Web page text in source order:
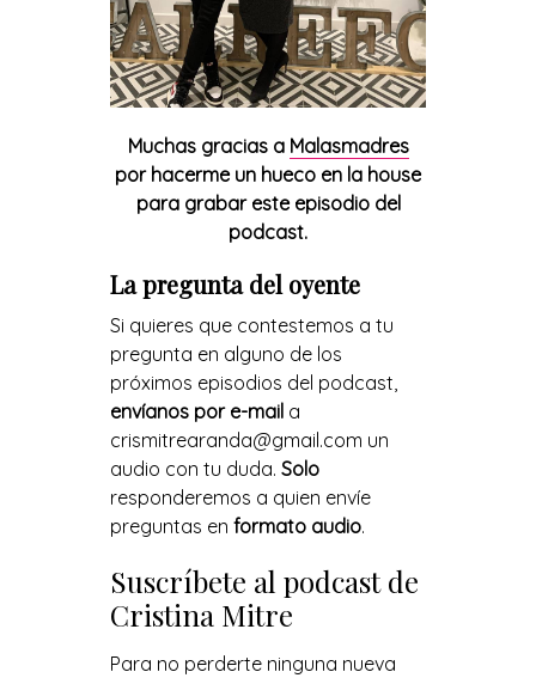
Muchas gracias a Malasmadres
por hacerme un hueco en la house
para grabar este episodio del
podcast.
La pregunta del oyente
Si quieres que contestemos a tu
pregunta en alguno de los
próximos episodios del podcast,
envíanos por e-maila
crismitrearanda@gmail.com un
audio con tu duda. Solo
responderemos a quien envíe
preguntas en formato audio.
Suscríbete al podcast de
Cristina Mitre
Para no perderte ninguna nueva